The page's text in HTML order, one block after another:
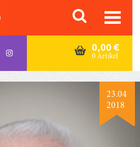
Orac K&S
0,00 €
0 Artikel
23.04
2018